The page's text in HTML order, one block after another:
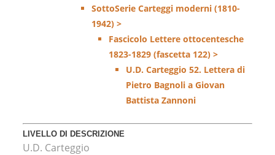
SottoSerie Carteggi moderni (1810-
1942) >
Fascicolo Lettere ottocentesche
1823-1829 (fascetta 122) >
U.D. Carteggio 52. Lettera di
Pietro Bagnoli a Giovan
Battista Zannoni
LIVELLO DI DESCRIZIONE
U.D. Carteggio